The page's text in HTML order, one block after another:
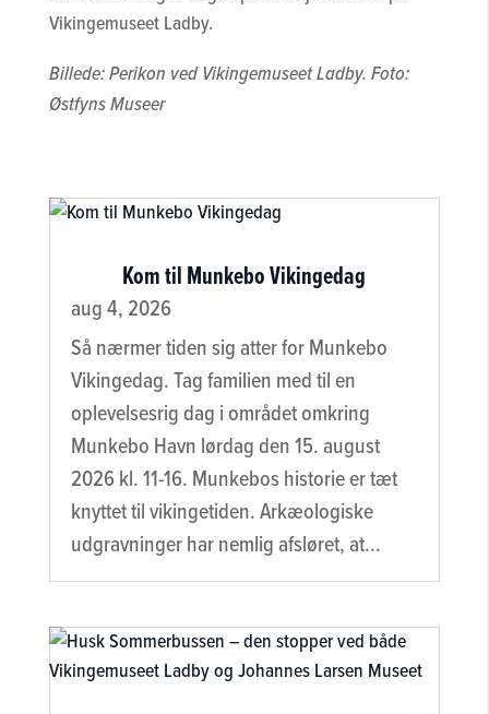
Vikingemuseet Ladby.
Billede: Perikon ved Vikingemuseet Ladby. Foto:
Østfyns Museer
Kom til Munkebo Vikingedag
aug 4, 2026
Så nærmer tiden sig atter for Munkebo
Vikingedag. Tag familien med til en
oplevelsesrig dag i området omkring
Munkebo Havn lørdag den 15. august
2026 kl. 11-16. Munkebos historie er tæt
knyttet til vikingetiden. Arkæologiske
udgravninger har nemlig afsløret, at...